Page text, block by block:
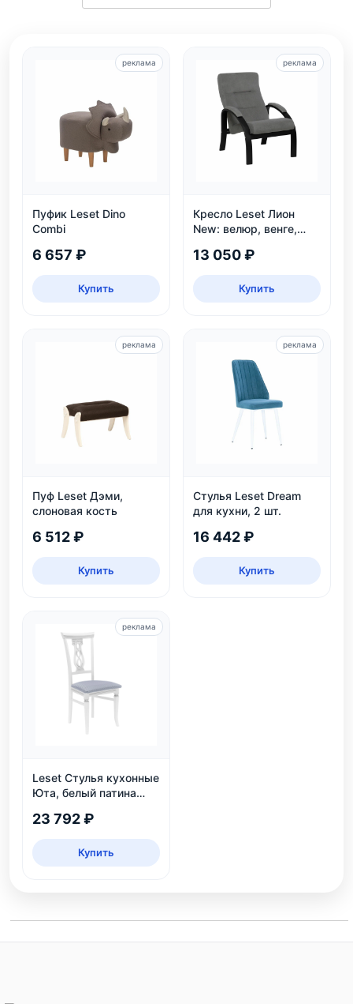
Пуфик Leset Dino
Combi
6 657 ₽
Купить
реклама
Кресло Leset Лион
New: велюр, венге,
нагрузка 120 кг
13 050 ₽
Купить
реклама
Пуф Leset Дэми,
слоновая кость
6 512 ₽
Купить
реклама
Стулья Leset Dream
для кухни, 2 шт.
16 442 ₽
Купить
реклама
Leset Стулья кухонные
Юта, белый патина
23 792 ₽
Купить
реклама